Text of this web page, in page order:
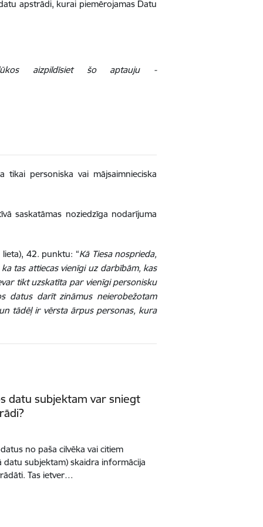
apstrādi, kurai piemērojamas Datu
aizpildīsiet šo aptauju -
personiska vai mājsaimnieciska
saskatāmas noziedzīga nodarījuma
42. punktu: “Kā Tiesa nosprieda,
tas attiecas vienīgi uz darbībām, kas
tikt uzskatīta par vienīgi personisku
datus darīt zināmus neierobežotam
tādēļ ir vērsta ārpus personas, kura
datu subjektam var sniegt
no paša cilvēka vai citiem
datu subjektam) skaidra informācija
Tas ietver…